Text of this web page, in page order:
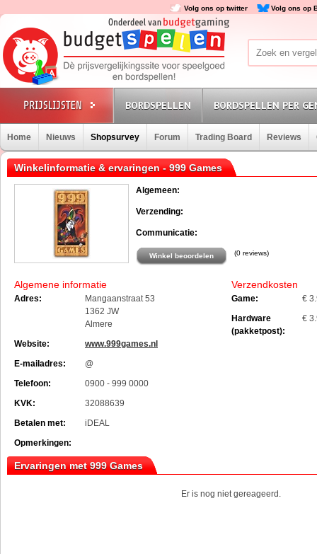
Volg ons op twitter Volg ons op
BORDSPELLEN BORDSPELLEN PER
Home Nieuws Shopsurvey Forum Trading Board Reviews
Winkelinformatie & ervaringen - 999 Games
Algemeen:
Verzending:
Communicatie:
Winkel beoordelen (0 reviews)
Algemene informatie
Adres:
Mangaanstraat 53
1362 JW
Almere
Website:
www.999games.nl
E-mailadres:
@
Telefoon:
0900 - 999 0000
KVK:
32088639
Betalen met:
iDEAL
Opmerkingen:
Verzendkosten
Game:
€
Hardware
(pakketpost):
€
Ervaringen met 999 Games
Er is nog niet gereageerd.